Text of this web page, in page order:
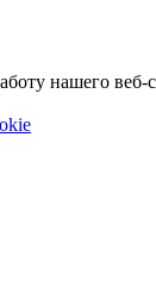
нашего веб-